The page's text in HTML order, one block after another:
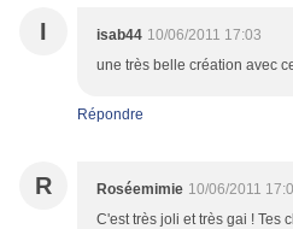
I isab44 10/06/2011 17:03
une très belle création avec
Répondre
R Roséemimie 10/06/2011
C'est très joli et très gai ! Tes